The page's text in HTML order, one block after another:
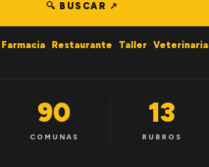
🔍 BUSCAR ↗
Farmacia · Restaurante · Taller · Veterinaria
90
COMUNAS
13
RUBROS